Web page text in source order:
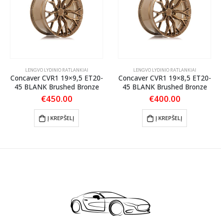
LENGVO LYDINIO RATLANKIAI
Concaver CVR1 19×9,5 ET20-
45 BLANK Brushed Bronze
€450.00
Į KREPŠELĮ
LENGVO LYDINIO RATLANKIAI
Concaver CVR1 19×8,5 ET20-
45 BLANK Brushed Bronze
€400.00
Į KREPŠELĮ